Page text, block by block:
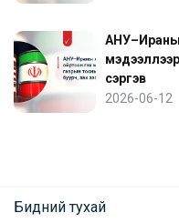
АНУ–Ираны
сэргэв
2026-06-12
Бидний тухай